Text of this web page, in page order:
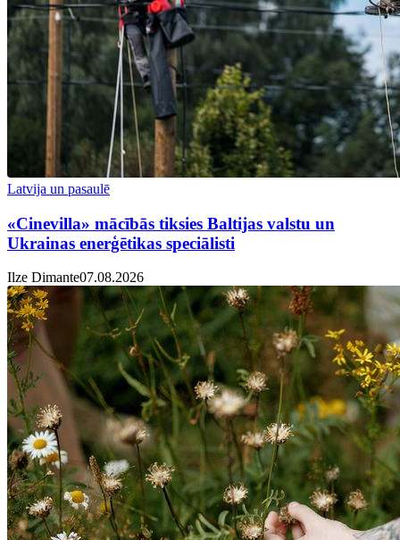
Latvija un pasaulē
«Cinevilla» mācībās tiksies Baltijas valstu un
Ukrainas enerģētikas speciālisti
Ilze Dimante07.08.2026